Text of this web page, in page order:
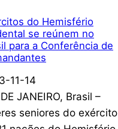
do Hemisfério
se reúnem no
para a Conferência de
11-14
JANEIRO, Brasil –
seniores do exército